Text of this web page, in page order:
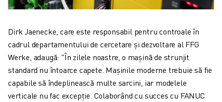
Dirk Jaenecke, care este responsabil pentru controale în
cadrul departamentului de cercetare și dezvoltare al FFG
Werke, adaugă: "În zilele noastre, o mașină de strunjit
standard nu întoarce capete. Mașinile moderne trebuie să fie
capabile să îndeplinească multe sarcini, iar modelele
verticale nu fac excepție. Colaborând cu succes cu FANUC